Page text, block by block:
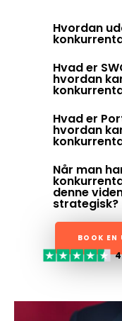
Hvordan
Hvad er
hvordan
Hvad er
hvordan
Når man
denne
strategisk?
BOOK EN